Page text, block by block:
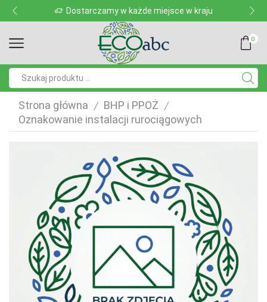
Dostarczamy w każde miejsce w kraju
0
Strona główna / BHP i PPOŻ /
Oznakowanie instalacji rurociągowych